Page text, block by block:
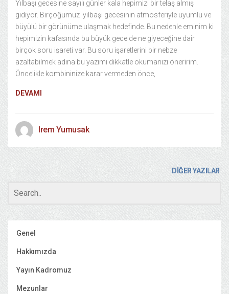
Yılbaşı gecesine sayılı günler kala hepimizi bir telaş almış
gidiyor. Birçoğumuz yılbaşı gecesinin atmosferiyle uyumlu ve
büyülü bir görünüme ulaşmak hedefinde. Bu nedenle eminim ki
hepimizin kafasında bu büyük gece de ne giyeceğine dair
birçok soru işareti var. Bu soru işaretlerini bir nebze
azaltabilmek adına bu yazımı dikkatle okumanızı öneririm.
Öncelikle kombininize karar vermeden önce,
DEVAMI
Irem Yumusak
DİĞER YAZILAR
Genel
Hakkımızda
Yayın Kadromuz
Mezunlar